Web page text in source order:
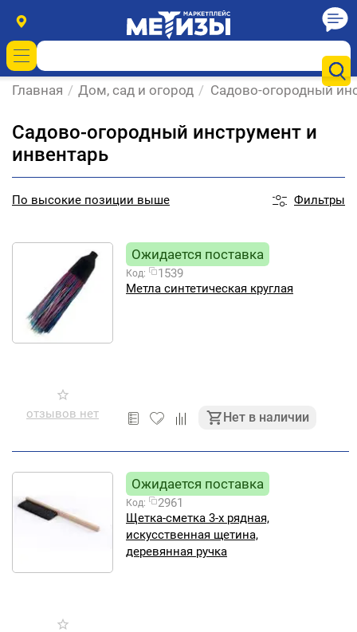
Главная / Дом, сад и огород / Садово-огородный
Садово-огородный инструмент и
инвентарь
По высокие позиции выше Фильтры
отзывов нет
Ожидается поставка
Код:
1539
Метла синтетическая круглая
Нет в наличии
Ожидается поставка
Код:
2961
Щетка-сметка 3-х рядная,
искусственная щетина,
деревянная ручка